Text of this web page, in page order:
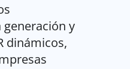
generación y
dinámicos,